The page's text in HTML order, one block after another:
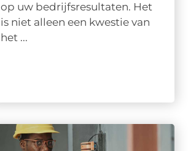
op uw bedrijfsresultaten. Het
is niet alleen een kwestie van
het ...